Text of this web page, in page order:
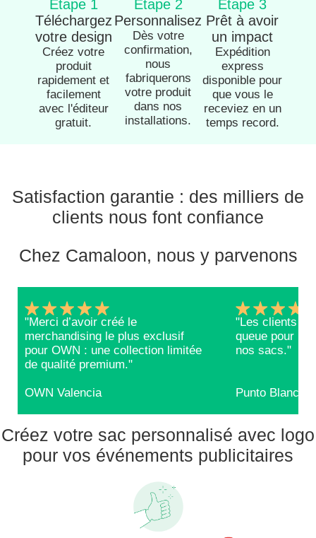
Étape 1
Téléchargez
votre design
Créez votre
produit
rapidement et
facilement
avec l'éditeur
gratuit.
Étape 2
Personnalisez
Dès votre
confirmation,
nous
fabriquerons
votre produit
dans nos
installations.
Étape 3
Prêt à avoir
un impact
Expédition
express
disponible pour
que vous le
receviez en un
temps record.
Satisfaction garantie : des milliers de
clients nous font confiance
Chez Camaloon, nous y parvenons
"Merci d’avoir créé le
merchandising le plus exclusif
pour OWN : une collection limitée
de qualité premium."
OWN Valencia
"Les clients
queue pour
nos sacs."
Punto Blanco
Créez votre sac personnalisé avec logo
pour vos événements publicitaires